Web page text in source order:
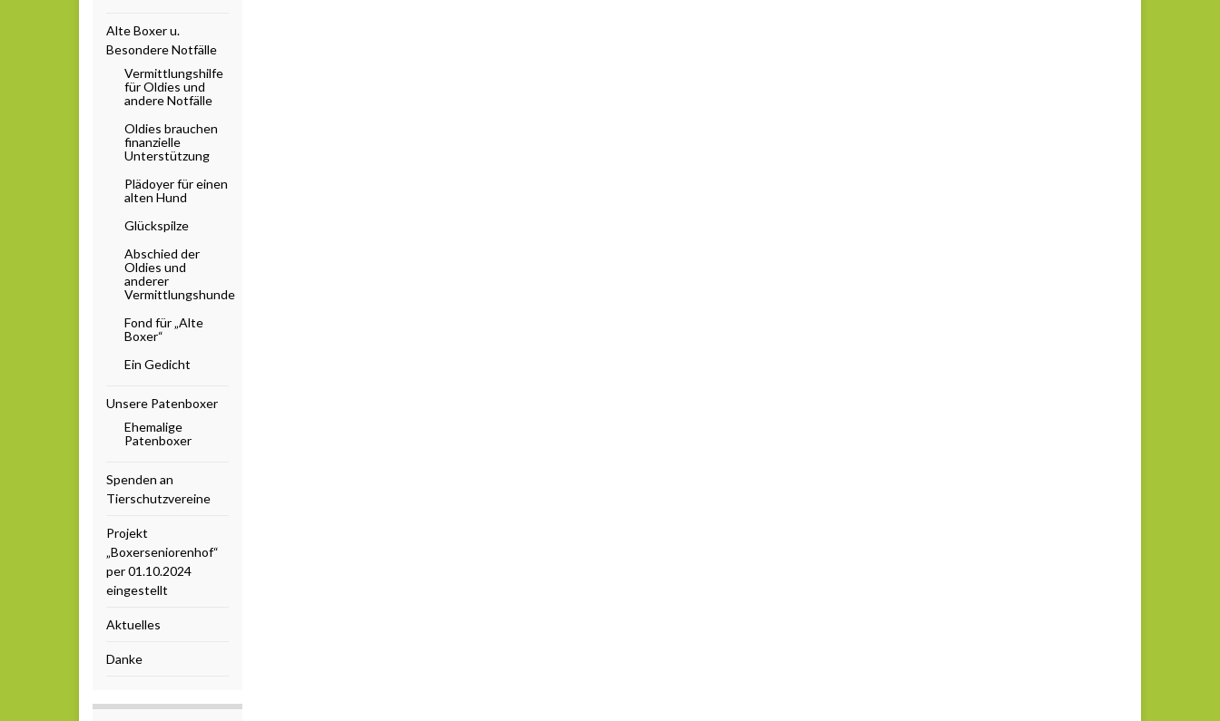
Alte Boxer u.
Besondere Notfälle
Vermittlungshilfe
für Oldies und
andere Notfälle
Oldies brauchen
finanzielle
Unterstützung
Plädoyer für einen
alten Hund
Glückspilze
Abschied der
Oldies und
anderer
Vermittlungshunde
Fond für „Alte
Boxer“
Ein Gedicht
Unsere Patenboxer
Ehemalige
Patenboxer
Spenden an
Tierschutzvereine
Projekt
„Boxerseniorenhof“
per 01.10.2024
eingestellt
Aktuelles
Danke